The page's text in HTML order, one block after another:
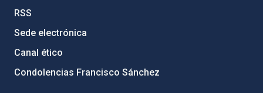
RSS
Sede electrónica
Canal ético
Condolencias Francisco Sánchez